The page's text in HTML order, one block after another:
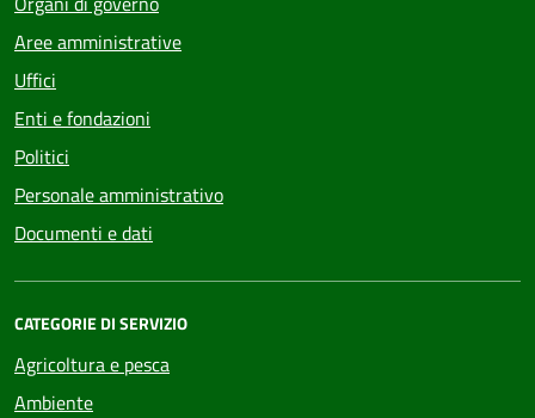
Aree amministrative
Uffici
Enti e fondazioni
Politici
Personale amministrativo
Documenti e dati
CATEGORIE DI SERVIZIO
Agricoltura e pesca
Ambiente